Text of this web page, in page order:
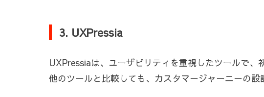
3. UXPressia
UXPressiaは、ユーザビリティを重視したツールで、
他のツールと比較しても、カスタマージャーニーの